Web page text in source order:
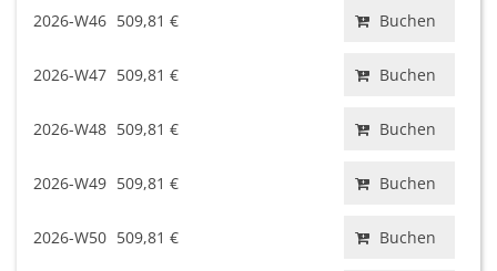
2026-W46 509,81 € Buchen
2026-W47 509,81 € Buchen
2026-W48 509,81 € Buchen
2026-W49 509,81 € Buchen
2026-W50 509,81 € Buchen